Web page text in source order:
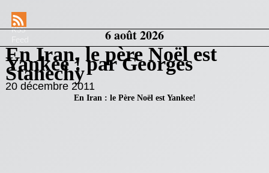
RSS
Feed
6 août 2026
En Iran, le père Noël est
Yankee ! par Georges
Stanechy
20 décembre 2011
En Iran : le Père Noël est Yankee!